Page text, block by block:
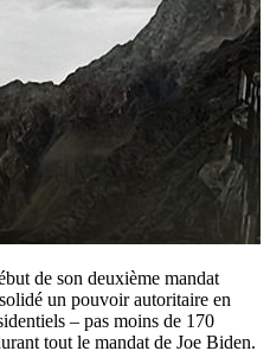
de son deuxième mandat
un pouvoir autoritaire en
– pas moins de 170
tout le mandat de Joe Biden.